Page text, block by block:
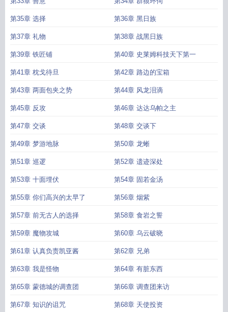
第35章 选择 第36章 黑日族
第37章 礼物 第38章 战黑日族
第39章 铁匠铺 第40章 史莱姆科技天下第一
第41章 枕戈待旦 第42章 路边的宝箱
第43章 两面包夹之势 第44章 风龙泪滴
第45章 反攻 第46章 达达乌帕之主
第47章 交谈 第48章 交谈下
第49章 梦游地脉 第50章 龙蜥
第51章 巡逻 第52章 遗迹深处
第53章 十面埋伏 第54章 固若金汤
第55章 你们高兴的太早了 第56章 烟紫
第57章 前无古人的选择 第58章 食岩之誓
第59章 魔物攻城 第60章 乌云破晓
第61章 认真负责凯亚酱 第62章 兄弟
第63章 我是怪物 第64章 有脏东西
第65章 蒙德城的调查团 第66章 调查团来访
第67章 知识的诅咒 第68章 天使投资